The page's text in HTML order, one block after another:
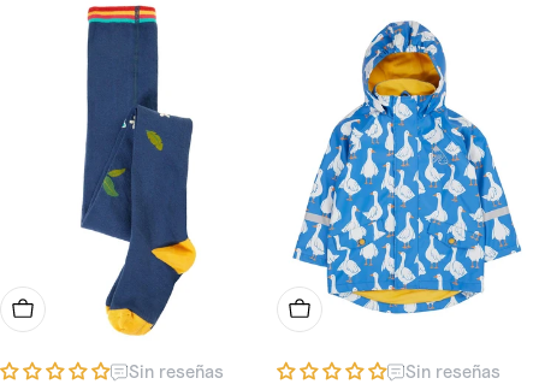
Elige Opciones
Sin reseñas
Elige Opciones
Sin reseñas